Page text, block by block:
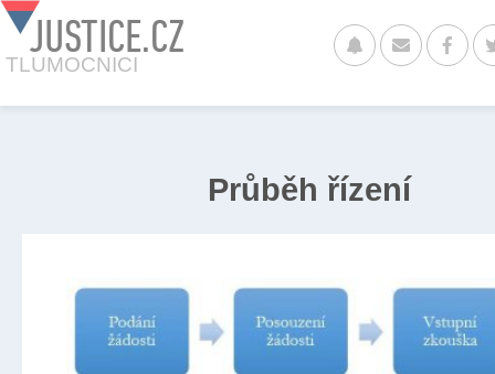
JUSTICE.CZ
TLUMOCNICI
Průběh řízení